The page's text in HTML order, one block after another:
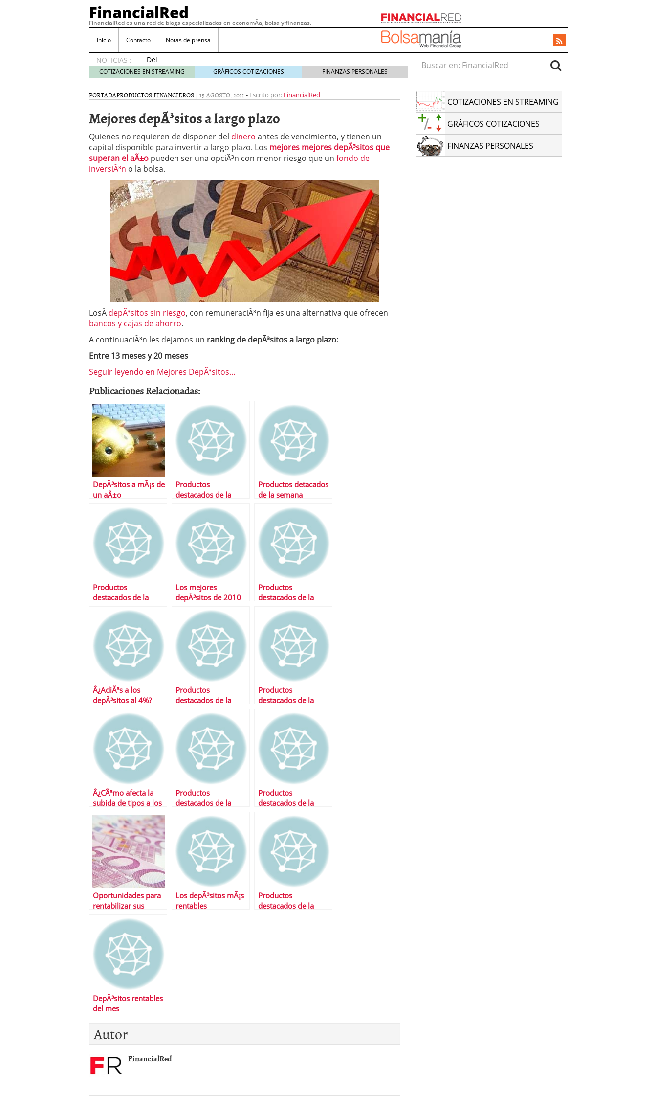
FinancialRed
FinancialRed es una red de blogs especializados en economÃ­a, bolsa y finanzas.
Inicio Contacto Notas de prensa
NOTICIAS :
Del
depósito
a la
cómo
cambiando
gestión
del
ahorro
en
05/08/2026
Seguros de convenio en pymes: la obligación que muchas empresas
descubren cuando ya es demasiado tarde 20/07/2026
ReseÃ±a de SIFX: Lo Que Deben Saber los Traders Mexicanos Antes de
Operar 29/06/2026
Crear empresa online vs proceso tradicional: ventajas reales para pymes
29/05/2026
CÃ³mo afrontar una baja mÃ©dica cuando trabajas por cuenta propia
26/05/2026
COTIZACIONES EN STREAMING GRÁFICOS COTIZACIONES FINANZAS PERSONALES
Buscar en:
PORTADAPRODUCTOS FINANCIEROS | 15 AGOSTO, 2011 - Escrito por: FinancialRed
Mejores depÃ³sitos a largo plazo
Quienes no requieren de disponer del dinero antes de vencimiento, y tienen un
capital disponible para invertir a largo plazo. Los mejores mejores depÃ³sitos que
superan el aÃ±o pueden ser una opciÃ³n con menor riesgo que un fondo de
inversiÃ³n o la bolsa.
LosÂ depÃ³sitos sin riesgo, con remuneraciÃ³n fija es una alternativa que ofrecen
bancos y cajas de ahorro.
A continuaciÃ³n les dejamos un ranking de depÃ³sitos a largo plazo:
Entre 13 meses y 20 meses
Seguir leyendo en Mejores DepÃ³sitos…
Publicaciones Relacionadas:
DepÃ³sitos a mÃ¡s de
un aÃ±o
Productos
destacados de la
Productos detacados
de la semana
Productos
destacados de la
Los mejores
depÃ³sitos de 2010
Productos
destacados de la
Â¿AdiÃ³s a los
depÃ³sitos al 4%?
Productos
destacados de la
Productos
destacados de la
Â¿CÃ³mo afecta la
subida de tipos a los
depÃ³sitos?
Productos
destacados de la
Productos
destacados de la
Oportunidades para
rentabilizar sus
Los depÃ³sitos mÃ¡s
rentables
Productos
destacados de la
DepÃ³sitos rentables
del mes
Autor
FinancialRed
COTIZACIONES EN STREAMING
GRÁFICOS COTIZACIONES
FINANZAS PERSONALES